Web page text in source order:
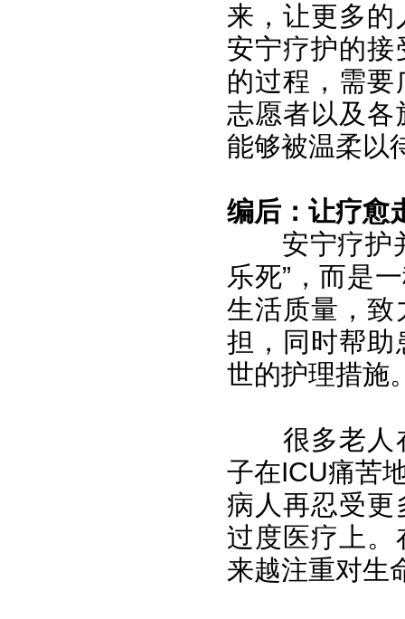
来，让更多
安宁疗护的
的过程，需
志愿者以及
能够被温柔以
编后：让疗愈
安宁疗护
乐死”，而是
生活质量，致
担，同时帮助
世的护理措施
很多老人
子在ICU痛苦
病人再忍受更
过度医疗上。
来越注重对生